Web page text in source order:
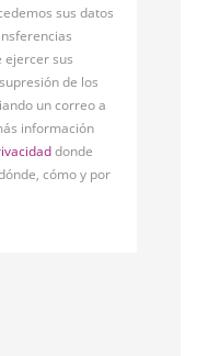
sus datos
ejercer sus
de los
un correo a
información
donde
cómo y por